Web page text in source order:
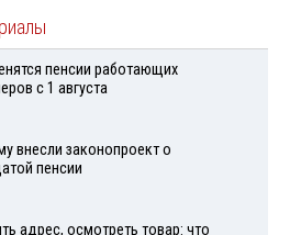
пенсии работающих
с 1 августа
внесли законопроект о
пенсии
адрес, осмотреть товар: что